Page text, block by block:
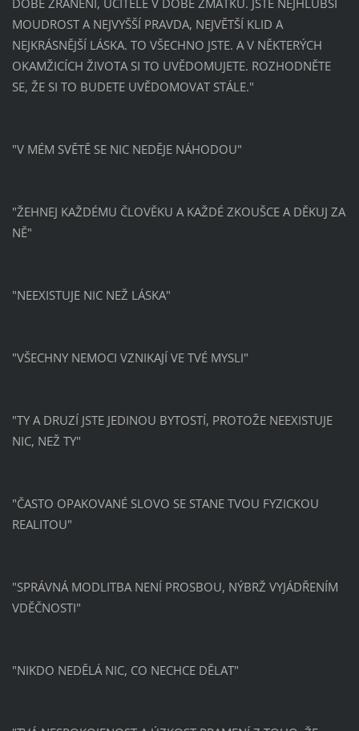
DOBĚ ZRANĚNÍ, UČITELÉ V DOBĚ ZMATKU. JSTE NEJHLUBŠÍ
MOUDROST A NEJVYŠŠÍ PRAVDA, NEJVĚTŠÍ KLID A
NEJKRÁSNĚJŠÍ LÁSKA. TO VŠECHNO JSTE. A V NĚKTERÝCH
OKAMŽICÍCH ŽIVOTA SI TO UVĚDOMUJETE. ROZHODNĚTE
SE, ŽE SI TO BUDETE UVĚDOMOVAT STÁLE."
"V MÉM SVĚTĚ SE NIC NEDĚJE NÁHODOU"
"ŽEHNEJ KAŽDÉMU ČLOVĚKU A KAŽDÉ ZKOUŠCE A DĚKUJ ZA
NĚ"
"NEEXISTUJE NIC NEŽ LÁSKA"
"VŠECHNY NEMOCI VZNIKAJÍ VE TVÉ MYSLI"
"TY A DRUZÍ JSTE JEDINOU BYTOSTÍ, PROTOŽE NEEXISTUJE
NIC, NEŽ TY"
"ČASTO OPAKOVANÉ SLOVO SE STANE TVOU FYZICKOU
REALITOU"
"SPRÁVNÁ MODLITBA NENÍ PROSBOU, NÝBRŽ VYJÁDŘENÍM
VDĚČNOSTI"
"NIKDO NEDĚLÁ NIC, CO NECHCE DĚLAT"